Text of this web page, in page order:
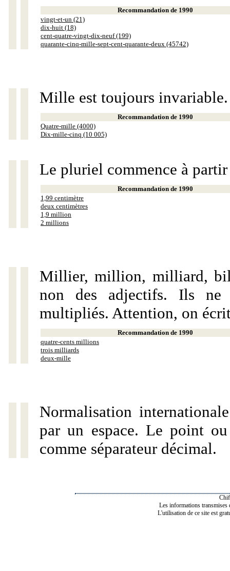
Recommandation de 1990
vingt-et-un (21)
dix-huit (18)
cent-quatre-vingt-dix-neuf (199)
quarante-cinq-mille-sept-cent-quarante-deux (45742)
Mille est toujours invariable.
Recommandation de 1990
Quatre-mille (4000)
Dix-mille-cinq (10 005)
Le pluriel commence à
Recommandation de 1990
1,99 centimètre
deux centimètres
1,9 million
2 millions
Millier, million, milliard,
non des adjectifs. Ils ne
multipliés. Attention, on
Recommandation de 1990
quatre-cents millions
trois milliards
deux-mille
Normalisation
par un espace. Le point
comme séparateur décimal.
Les informations transmises
L'utilisation de ce site est